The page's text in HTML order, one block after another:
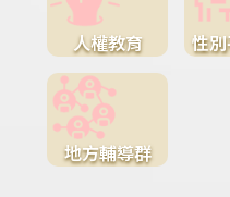
人權教育 性
地方輔導群